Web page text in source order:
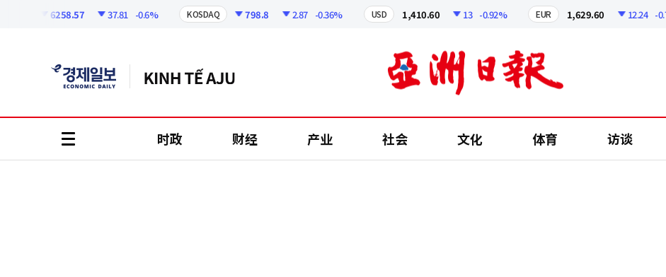
6258.57 37.81 -0.6% KOSDAQ 798.8 2.87 -0.36% USD 1,410.60 13 -0.92% EUR 1,629.60 12.24 -0.75%
时政 财经 产业 社会 文化 体育 访谈